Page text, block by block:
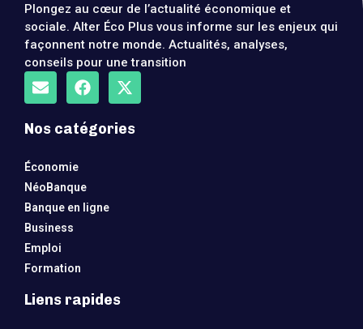
Plongez au cœur de l’actualité économique et
sociale. Alter Éco Plus vous informe sur les enjeux qui
façonnent notre monde. Actualités, analyses,
conseils pour une transition
Nos catégories
Économie
NéoBanque
Banque en ligne
Business
Emploi
Formation
Liens rapides